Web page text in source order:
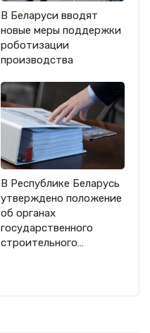
В Беларуси вводят
новые меры поддержки
роботизации
производства
В Республике Беларусь
утверждено положение
об органах
государственного
строительного…